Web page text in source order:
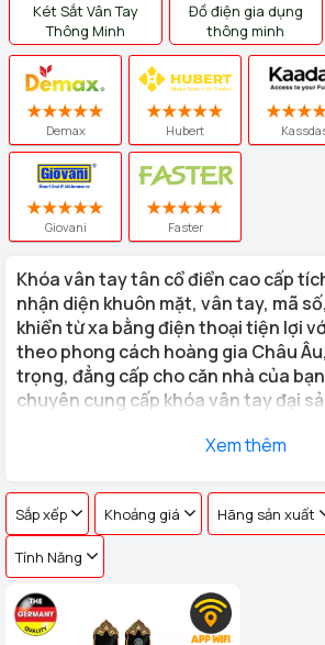
Két Sắt Vân Tay
Thông Minh
Đồ điện gia dụng
thông minh
Demax Hubert
Giovani Faster
Khóa vân tay tân cổ điển cao cấp
nhận diện khuôn mặt, vân tay, mã
khiển từ xa bằng điện thoại tiện lợi
theo phong cách hoàng gia Châu
trọng, đẳng cấp cho căn nhà của
chuyên cung cấp khóa vân tay đại
có kiểu dáng đa dạng, thể phù hợp với mọi
đình bạn.
Xem thêm
Sắp xếp Khoảng giá Hãng sản xuất
Tính Năng